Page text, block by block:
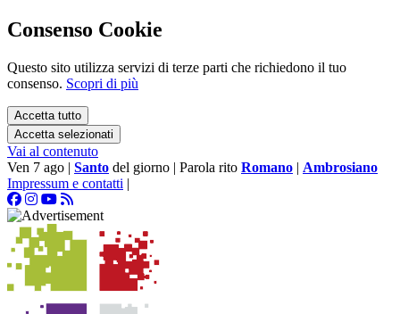
Consenso Cookie
Questo sito utilizza servizi di terze parti che richiedono il tuo
consenso. Scopri di più
Accetta tutto
Accetta selezionati
Vai al contenuto
Ven 7 ago | Santo del giorno | Parola rito Romano | Ambrosiano
Impressum e contatti |